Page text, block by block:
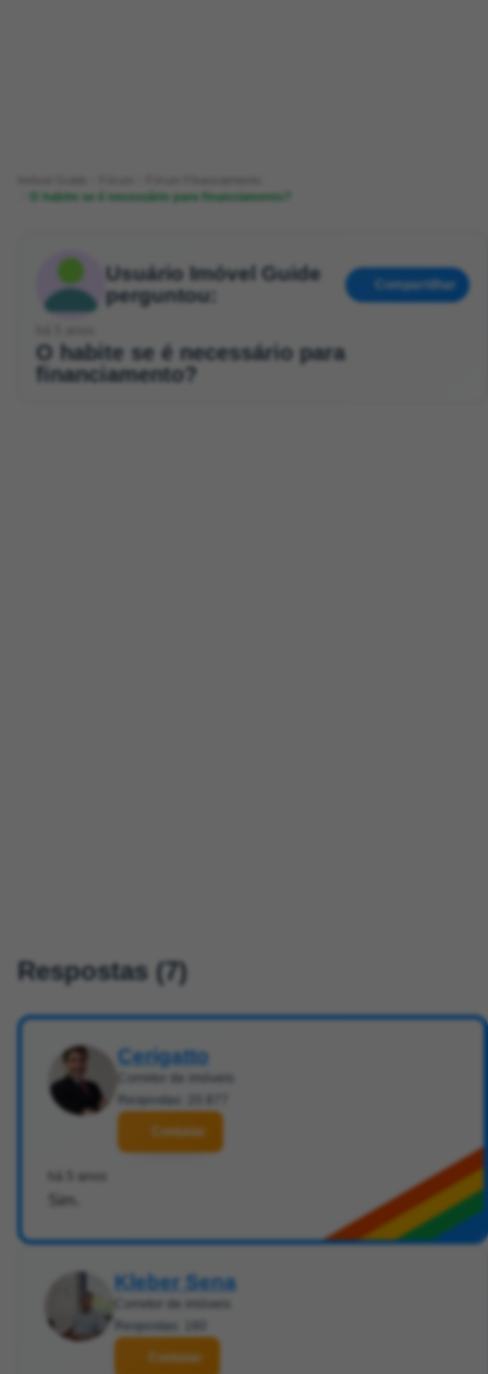
O habite se é necessário para financiamento?
Usuário Imóvel Guide
perguntou:
Compartilhar
O habite se é necessário para
financiamento?
Respostas (7)
Cerigatto
Corretor de imóveis
Respostas: 20.877
Contatar
há 5 anos
Sim.
Kleber Sena
Corretor de imóveis
Respostas: 160
Contatar